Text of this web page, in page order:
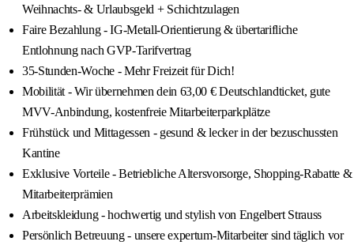
Weihnachts- & Urlaubsgeld + Schichtzulagen
Faire Bezahlung - IG-Metall-Orientierung & übertarifliche
Entlohnung nach GVP-Tarifvertrag
35-Stunden-Woche - Mehr Freizeit für Dich!
Mobilität - Wir übernehmen dein 63,00 € Deutschlandticket, gute
MVV-Anbindung, kostenfreie Mitarbeiterparkplätze
Frühstück und Mittagessen - gesund & lecker in der bezuschussten
Kantine
Exklusive Vorteile - Betriebliche Altersvorsorge, Shopping-Rabatte &
Mitarbeiterprämien
Arbeitskleidung - hochwertig und stylish von Engelbert Strauss
Persönlich Betreuung - unsere expertum-Mitarbeiter sind täglich vor